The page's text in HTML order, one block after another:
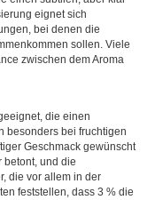
eignet sich
bei denen die
sollen. Viele
zwischen dem Aroma
die einen
besonders bei fruchtigen
Geschmack gewünscht
betont, und die
die vor allem in der
feststellen, dass 3 % die